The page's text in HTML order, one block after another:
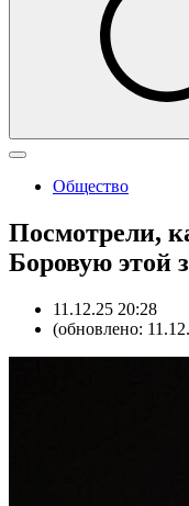
Общество
Посмотрели,
Боровую этой
11.12.25 20:28
(обновлено: